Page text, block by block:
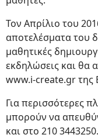
Τον Απρίλιο του
αποτελέσματα του
μαθητικές
εκδηλώσεις και θα
www.i-create.gr της
Για περισσότερες
μπορούν να
και στο 210 3443250.